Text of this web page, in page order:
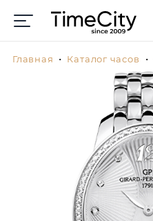
Главная Каталог часов